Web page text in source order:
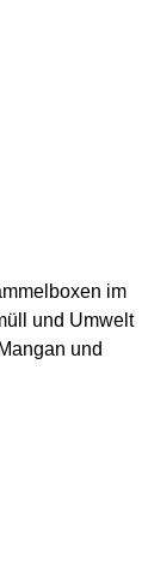
im
und Umwelt
und